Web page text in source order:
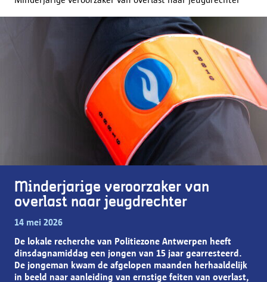
Minderjarige veroorzaker van
overlast naar jeugdrechter
14 mei 2026
De lokale recherche van Politiezone Antwerpen heeft
dinsdagnamiddag een jongen van 15 jaar gearresteerd.
De jongeman kwam de afgelopen maanden herhaaldelijk
in beeld naar aanleiding van ernstige feiten van overlast,